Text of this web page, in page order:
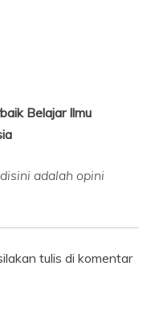
Belajar Ilmu
adalah opini
tulis di komentar